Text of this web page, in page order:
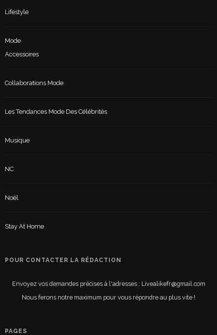
Lifestyle
Mode
Accessoires
Collaborations Mode
Les Tendances Mode Des Célébrités
Musique
NC
Noël
Stay At Home
POUR CONTACTER LA RÉDACTION
Envoyez vos demandes précises à l'adresses : Livealikefr@gmail.com
Nous ferons notre maximum pour vous répondre au plus vite !
PAGES